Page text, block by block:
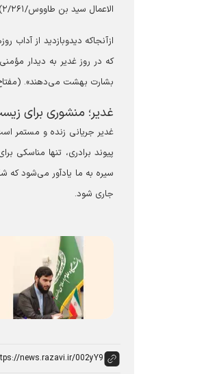
الاعمال سید بن طاووس/۲/۲۶۱)
ازآنجاکه دیدوبازدید از
که در روز غدیر به دیدار
بشارت بهشت می‌دهند».
غدیر؛ منشوری برای
غدیر جریانی زنده و مستمر
پیوند برادری، تنها
سیره به ما یادآور می‌شود که
جاری شود.